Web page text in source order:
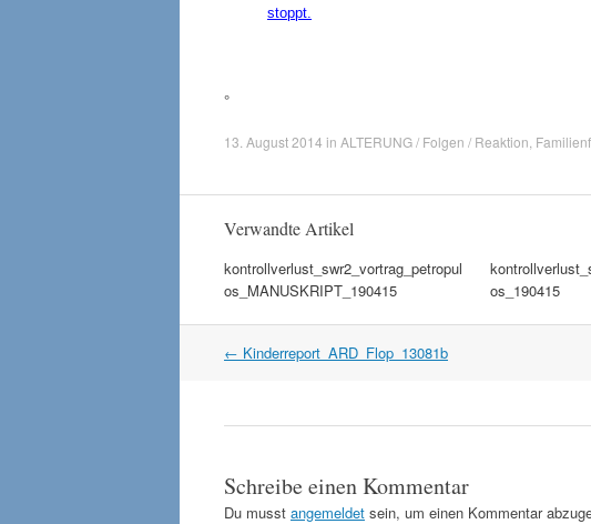
stoppt.
°
13. August 2014 in ALTERUNG / Folgen / Reaktion
Verwandte Artikel
kontrollverlust_swr2_vortrag_petropul
os_MANUSKRIPT_190415
os_190415
Artikel
← Kinderreport_ARD_Flop_13081b
Schreibe einen Kommentar
Du musst angemeldet sein, um einen Kommentar